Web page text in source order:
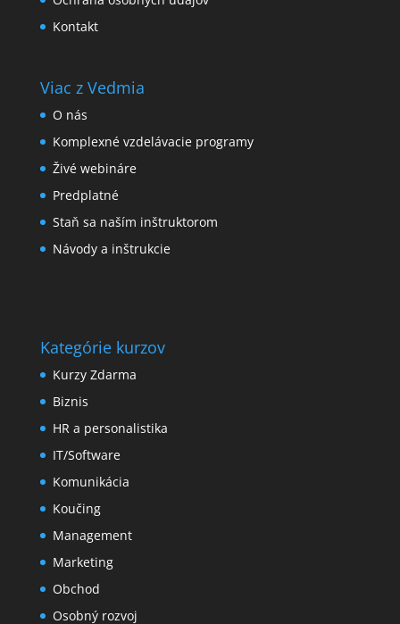
Kontakt
Viac z Vedmia
O nás
Komplexné vzdelávacie programy
Živé webináre
Predplatné
Staň sa naším inštruktorom
Návody a inštrukcie
Kategórie kurzov
Kurzy Zdarma
Biznis
HR a personalistika
IT/Software
Komunikácia
Koučing
Management
Marketing
Obchod
Osobný rozvoj